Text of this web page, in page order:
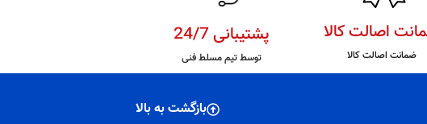
اصالت کالا
ضمانت اصالت کالا
پشتیبانی 24/7
توسط تیم مسلط فنی
بازگشت به بالا